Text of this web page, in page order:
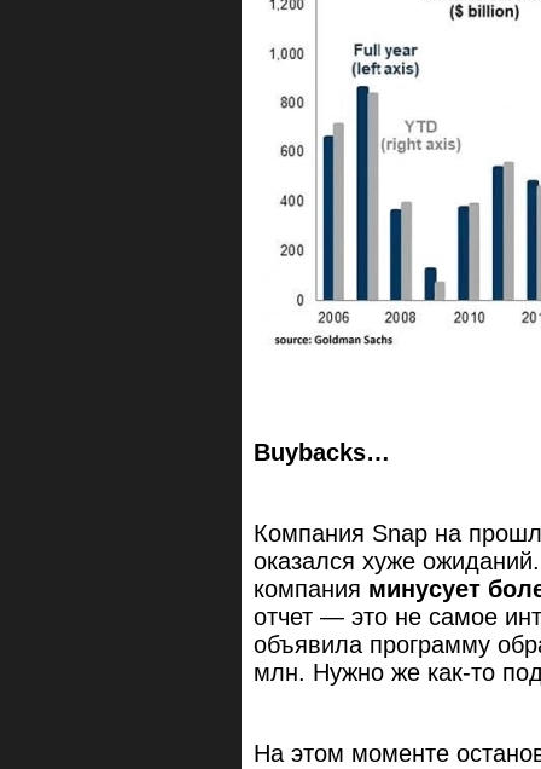
Buybacks…
Компания Snap на
оказался хуже
компания минусует
отчет — это не самое
объявила программу
млн. Нужно же как-то
На этом моменте